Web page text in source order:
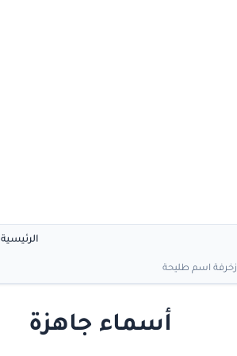
الرئيسية
زخرفة اسم طليحة
أسماء جاهزة